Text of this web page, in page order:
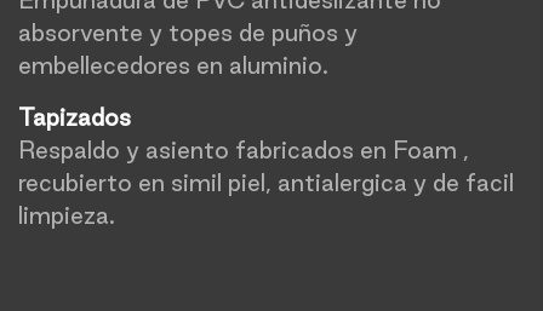
absorvente y topes de puños y
embellecedores en aluminio.
Tapizados
Respaldo y asiento fabricados en Foam ,
recubierto en simil piel, antialergica y de facil
limpieza.